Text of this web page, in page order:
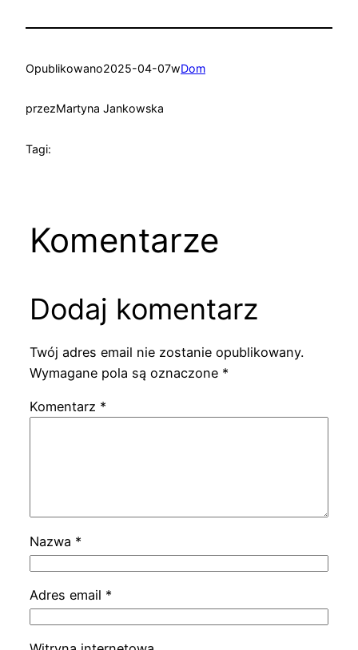
Opublikowano2025-04-07wDom
przezMartyna Jankowska
Tagi:
Komentarze
Dodaj komentarz
Twój adres email nie zostanie opublikowany.
Wymagane pola są oznaczone *
Komentarz *
Nazwa *
Adres email *